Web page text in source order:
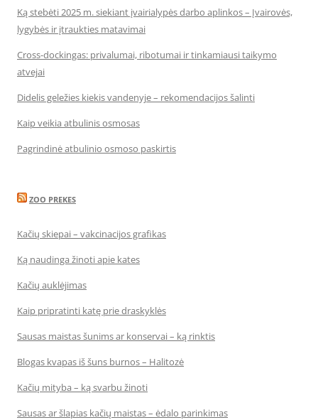
Ką stebėti 2025 m. siekiant įvairialypės darbo aplinkos – Įvairovės,
lygybės ir įtraukties matavimai
Cross-dockingas: privalumai, ribotumai ir tinkamiausi taikymo
atvejai
Didelis geležies kiekis vandenyje – rekomendacijos šalinti
Kaip veikia atbulinis osmosas
Pagrindinė atbulinio osmoso paskirtis
ZOO PREKES
Kačių skiepai – vakcinacijos grafikas
Ką naudinga žinoti apie kates
Kačių auklėjimas
Kaip pripratinti katę prie draskyklės
Sausas maistas šunims ar konservai – ką rinktis
Blogas kvapas iš šuns burnos – Halitozė
Kačių mityba – ką svarbu žinoti
Sausas ar šlapias kačių maistas – ėdalo parinkimas